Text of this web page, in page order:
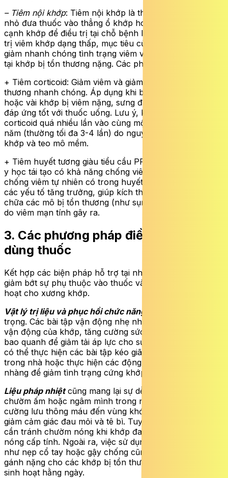
– Tiêm nội khớp: Tiêm nội khớp là thủ thuật dùng kim
nhỏ đưa thuốc vào thẳng ổ khớp hoặc các phần mềm
cạnh khớp để điều trị tại chỗ bệnh lý khớp. Trong điều
trị viêm khớp dạng thấp, mục tiêu của tiêm nội khớp là
giảm nhanh chóng tình trạng viêm và sưng đau khu trú
tại khớp bị tổn thương nặng. Các phương pháp bao gồm:
+ Tiêm corticoid: Giảm viêm và giảm đau tại khớp bị tổn
thương nhanh chóng. Áp dụng khi bệnh nhân có một
hoặc vài khớp bị viêm nặng, sưng đau kéo dài và không
đáp ứng tốt với thuốc uống. Lưu ý, không nên tiêm
corticoid quá nhiều lần vào cùng một khớp trong một
năm (thường tối đa 3-4 lần) do nguy cơ làm hỏng sụn
khớp và teo mô mềm.
+ Tiêm huyết tương giàu tiểu cầu PRP: Là một liệu pháp
y học tái tạo có khả năng chống viêm nhờ các chất
chống viêm tự nhiên có trong huyết tương. PRP chứa
các yếu tố tăng trưởng, giúp kích thích quá trình sửa
chữa các mô bị tổn thương (như sụn, gân, dây chằng)
do viêm mạn tính gây ra.
3. Các phương pháp điều trị không
dùng thuốc
Kết hợp các biện pháp hỗ trợ tại nhà giúp người bệnh
giảm bớt sự phụ thuộc vào thuốc và tăng cường sự linh
hoạt cho xương khớp.
Vật lý trị liệu và phục hồi chức năng
trọng. Các bài tập vận động nhẹ nhàng giúp duy trì tầm
vận động của khớp, tăng cường sức mạnh cho các cơ
bao quanh để giảm tải áp lực cho sụn khớp. Người bệnh
có thể thực hiện các bài tập kéo giãn cơ đơn giản ngay
trong nhà hoặc thực hiện các động tác xoay khớp nhẹ
nhàng để giảm tình trạng cứng khớp buổi sáng.
Liệu pháp nhiệtcũng mang lại sự dễ chịu đáng kể. Việc
chườm ấm hoặc ngâm mình trong nước ấm giúp tăng
cường lưu thông máu đến vùng khớp bị viêm, từ đó làm
giảm cảm giác đau mỏi và tê bì. Tuy nhiên, người bệnh
cần tránh chườm nóng khi khớp đang ở giai đoạn sưng
nóng cấp tính. Ngoài ra, việc sử dụng các thiết bị hỗ trợ
như nẹp cổ tay hoặc gậy chống cũng giúp giảm bớt
gánh nặng cho các khớp bị tổn thương trong quá trình
sinh hoạt hằng ngày.